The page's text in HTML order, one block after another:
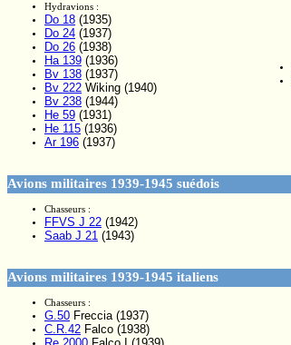
Hydravions :
Do 18 (1935)
Do 24 (1937)
Do 26 (1938)
Ha 139 (1936)
Bv 138 (1937)
Bv 222 Wiking (1940)
Bv 238 (1944)
He 59 (1931)
He 115 (1936)
Ar 196 (1937)
Avions militaires 1939-1945 suédois
Chasseurs :
FFVS J 22 (1942)
Saab J 21 (1943)
Avions militaires 1939-1945 italiens
Chasseurs :
G.50 Freccia (1937)
C.R.42 Falco (1938)